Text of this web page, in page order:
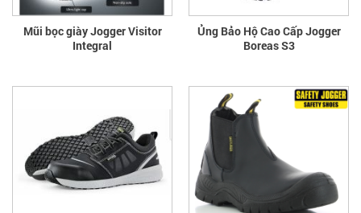
Mũi bọc giày Jogger Visitor
Integral
Ủng Bảo Hộ Cao Cấp Jogger
Boreas S3